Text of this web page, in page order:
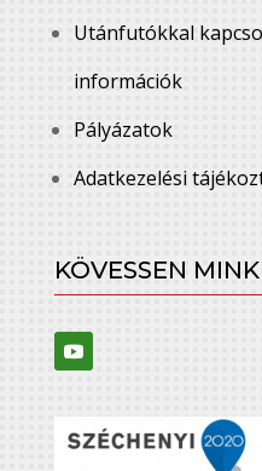
Utánfutókkal
információk
Pályázatok
Adatkezelési
KÖVESSEN